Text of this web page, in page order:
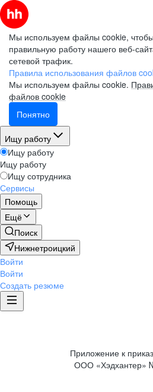
Мы используем файлы cookie,
правильную работу нашего веб-
сетевой трафик.
Правила использования файлов
Мы используем файлы cookie.
файлов cookie
Понятно
Ищу работу
Ищу работу
Ищу работу
Ищу сотрудника
Сервисы
Помощь
Ещё
Поиск
Нижнетроицкий
Войти
Войти
Создать резюме
Приложение к
ООО «Хэдхантер»